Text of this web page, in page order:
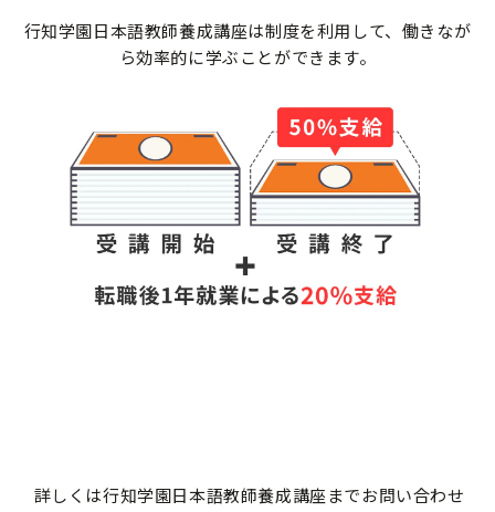
行知学園日本語教師養成講座は制度を利用して、働きなが
ら効率的に学ぶことができます。
詳しくは行知学園日本語教師養成講座までお問い合わせ